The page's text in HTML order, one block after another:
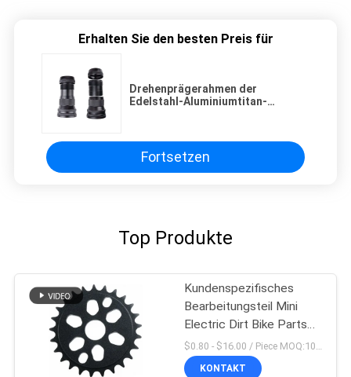
Erhalten Sie den besten Preis für
Drehenprägerahmen der
Edelstahl-Aluminiumtitan-
Fortsetzen
Top Produkte
Kundenspezifisches
Bearbeitungsteil Mini
Electric Dirt Bike Parts
Soem Cnc
KONTAKT